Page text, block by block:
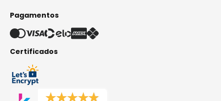
Pagamentos
Certificados